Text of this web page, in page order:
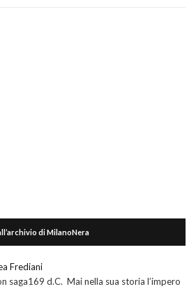
di MilanoNera
Frediani
saga169 d.C. Mai nella sua storia l’impero